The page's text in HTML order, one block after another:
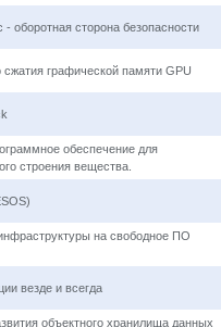
оборотная сторона безопасности
сжатия графической памяти GPU
обеспечение для
строения вещества.
на свободное ПО
везде и всегда
объектного хранилища данных